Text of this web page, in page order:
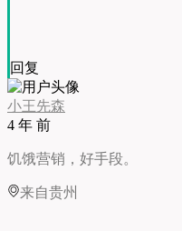
回复
小王先森
4 年 前
饥饿营销，好手段。
来自贵州